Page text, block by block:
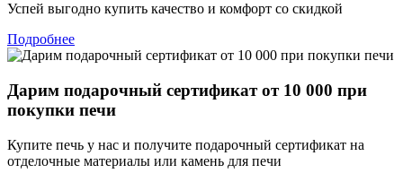
Успей выгодно купить качество и комфорт со скидкой
Подробнее
Дарим подарочный сертификат от 10 000 при
покупки печи
Купите печь у нас и получите подарочный сертификат на
отделочные материалы или камень для печи